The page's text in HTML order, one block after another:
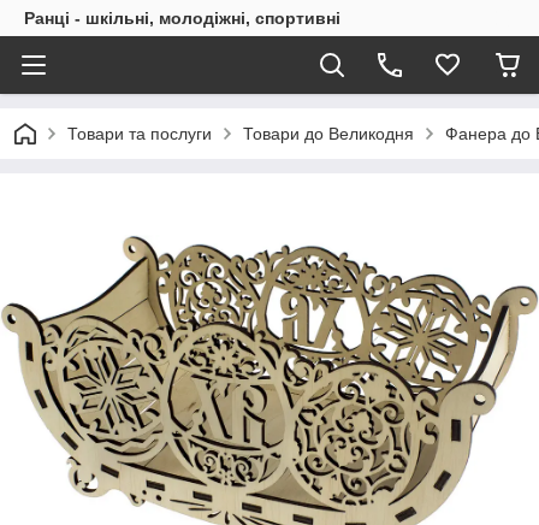
Ранці - шкільні, молодіжні, спортивні
Товари та послуги Товари до Великодня Фанера до